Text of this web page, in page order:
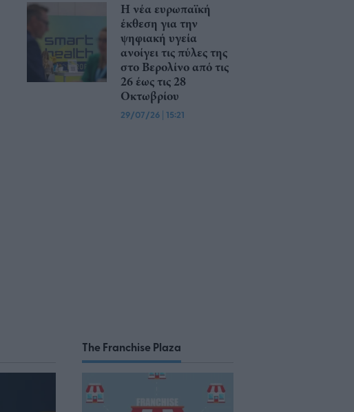
Η νέα ευρωπαϊκή
έκθεση για την
ψηφιακή υγεία
ανοίγει τις πύλες της
στο Βερολίνο από τις
26 έως τις 28
Οκτωβρίου
29/07/26 | 15:21
The Franchise Plaza